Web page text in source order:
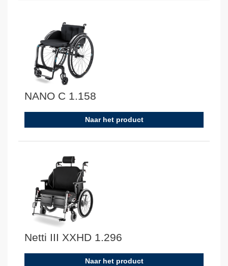
NANO C 1.158
Naar het product
Netti III XXHD 1.296
Naar het product